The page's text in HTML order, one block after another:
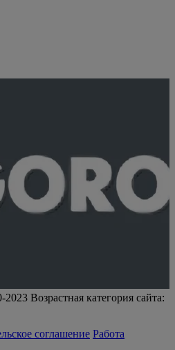
Возрастная категория сайта:
соглашение Работа